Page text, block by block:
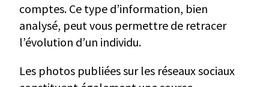
comptes. Ce type d’information, bien
analysé, peut vous permettre de retracer
l’évolution d’un individu.
Les photos publiées sur les réseaux sociaux